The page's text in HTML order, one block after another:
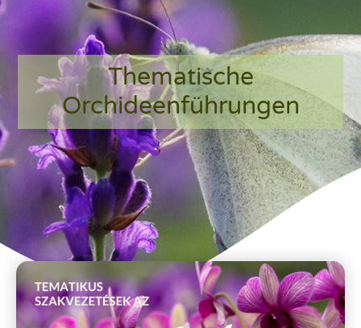
Thematische
Orchideenführungen